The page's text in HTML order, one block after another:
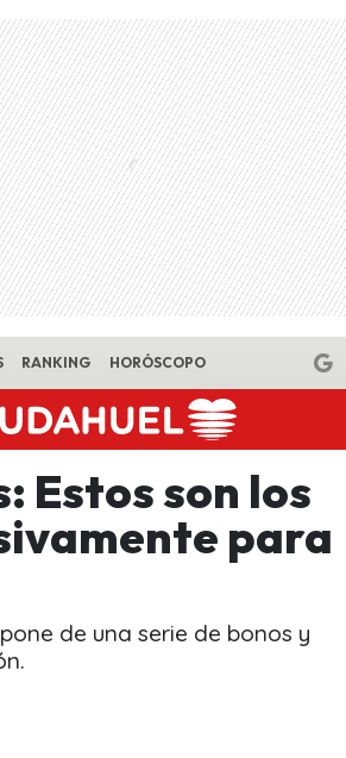
RANKING HORÓSCOPO
Estos son los
para
de una serie de bonos y